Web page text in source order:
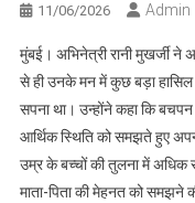
11/06/2026 Admin
मुंबई। अभिनेत्री रानी मुखर्जी ने
से ही उनके मन में कुछ बड़ा
सपना था। उन्होंने कहा कि
आर्थिक स्थिति को समझते हुए
उम्र के बच्चों की तुलना में अधिक
माता-पिता की मेहनत को